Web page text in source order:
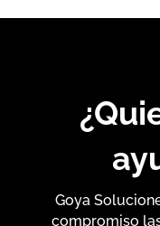
Goya
compromiso